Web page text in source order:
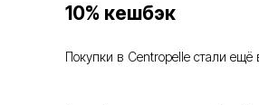
10% кешбэк
Покупки в Centropelle стали